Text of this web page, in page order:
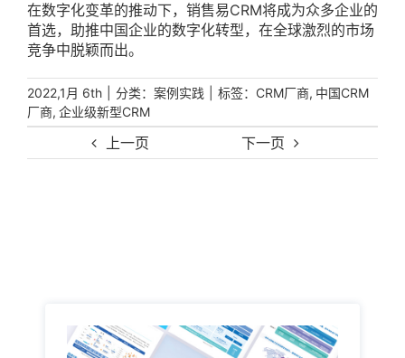
上一页 下一页
在数字化变革的推动下，销售易CRM将成为众多企业的
首选，助推中国企业的数字化转型，在全球激烈的市场
竞争中脱颖而出。
2022,1月 6th 分类： 案例实践 标签： CRM厂商, 中国CRM
厂商, 企业级新型CRM